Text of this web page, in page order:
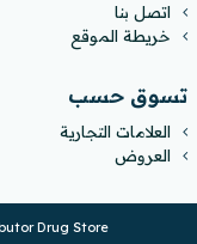
اتصل بنا
خريطة الموقع
تسوق حسب
العلامات التجارية
العروض
Drug Store